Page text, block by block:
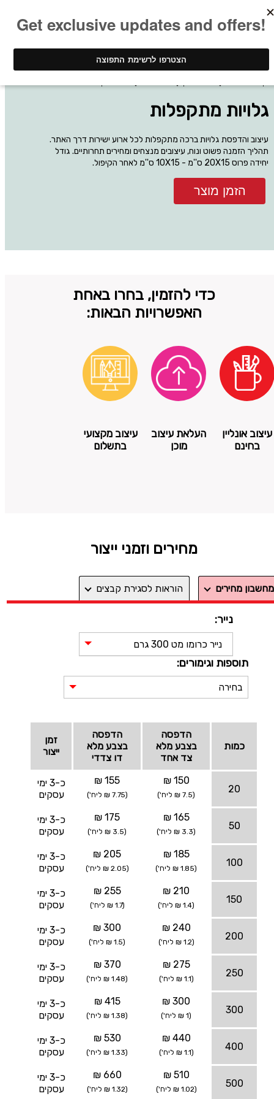
גלויות מתקפלות
עיצוב והדפסת גלויות ברכה מתקפלות לכל ארוע ישירות דרך האתר.
תהליך הזמנה פשוט ונוח, עיצובים מנצחים ומחירים תחרותיים. גודל
יחידה פרוס 20X15 ס''מ - 10X15 ס''מ לאחר הקיפול.
הזמן מוצר
כדי להזמין, בחרו באחת
האפשרויות הבאות:
עיצוב אונליין
בחינם
העלאת עיצוב
מוכן
עיצוב מקצועי
בתשלום
מחירים וזמני ייצור
מחשבון מחירים הוראות לסגירת קבצים
נייר:
נייר כרומו מט 300 גרם
תוספות וגימורים:
בחירה
כמות
הדפסה
בצבע מלא
צד אחד
הדפסה
בצבע מלא
דו צדדי
זמן
ייצור
20
150 ₪
(7.5 ₪ ליח')
155 ₪
(7.75 ₪ ליח')
כ-3 ימי
עסקים
50
165 ₪
(3.3 ₪ ליח')
175 ₪
(3.5 ₪ ליח')
כ-3 ימי
עסקים
100
185 ₪
(1.85 ₪ ליח')
205 ₪
(2.05 ₪ ליח')
כ-3 ימי
עסקים
150
210 ₪
(1.4 ₪ ליח')
255 ₪
(1.7 ₪ ליח')
כ-3 ימי
עסקים
200
240 ₪
(1.2 ₪ ליח')
300 ₪
(1.5 ₪ ליח')
כ-3 ימי
עסקים
250
275 ₪
(1.1 ₪ ליח')
370 ₪
(1.48 ₪ ליח')
כ-3 ימי
עסקים
300
300 ₪
(1 ₪ ליח')
415 ₪
(1.38 ₪ ליח')
כ-3 ימי
עסקים
400
440 ₪
(1.1 ₪ ליח')
530 ₪
(1.33 ₪ ליח')
כ-3 ימי
עסקים
500
510 ₪
(1.02 ₪ ליח')
660 ₪
(1.32 ₪ ליח')
כ-3 ימי
עסקים